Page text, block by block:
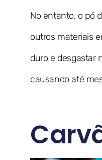
No entanto, o pó
outros materiais
duro e desgastar
causando até